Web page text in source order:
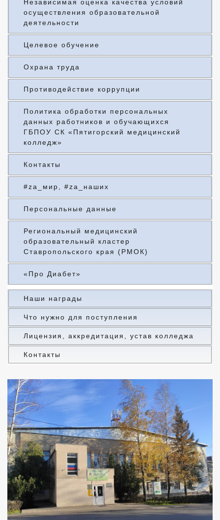
Независимая оценка качества условий
осуществления образовательной
деятельности
Целевое обучение
Охрана труда
Противодействие коррупции
Политика обработки персональных
данных работников и обучающихся
ГБПОУ СК «Пятигорский медицинский
колледж»
Контакты
#za_мир, #za_наших
Персональные данные
Региональный медицинский
образовательный кластер
Ставропольского края (РМОК)
«Про Диабет»
Наши награды
Что нужно для поступления
Лицензия, аккредитация, устав колледжа
Контакты